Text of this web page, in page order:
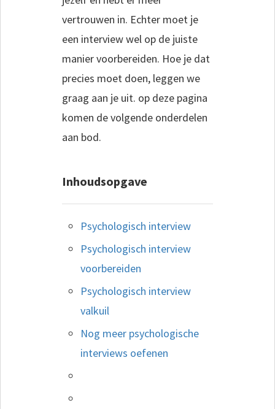
vertrouwen in. Echter moet je
een interview wel op de juiste
manier voorbereiden. Hoe je dat
precies moet doen, leggen we
graag aan je uit. op deze pagina
komen de volgende onderdelen
aan bod.
Inhoudsopgave
Psychologisch interview
Psychologisch interview
voorbereiden
Psychologisch interview
valkuil
Nog meer psychologische
interviews oefenen